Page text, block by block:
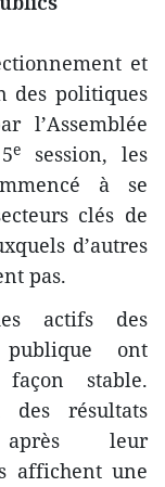
et
des politiques
l’Assemblée
e
session, les
à se
clés de
d’autres
pas.
actifs des
ont
stable.
des résultats
après leur
affichent une